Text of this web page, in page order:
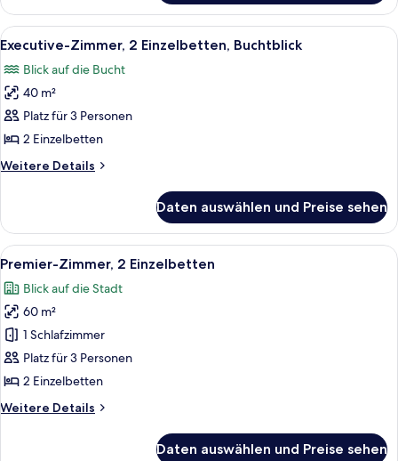
Zimmer,
2 Einzelbetten
Alle
Fotos
für
Executive-
Zimmer,
2 Einzelbetten,
Buchtblick
anzeigen
Ein Hotelzimmer mit zwei Betten,
5
Executive-Zimmer, 2 Einzelbetten, Buchtblick
Blick auf die Bucht
40 m²
Platz für 3 Personen
2 Einzelbetten
Weitere Details
Weitere
Zimmer,
2 Einzelbetten,
Buchtblick
Daten auswählen und Preise sehen
Alle
Fotos
für
Premier-
Zimmer,
2 Einzelbetten
anzeigen
Ein modernes Hotelzimmer mit
4
Premier-Zimmer, 2 Einzelbetten
Blick auf die Stadt
60 m²
1 Schlafzimmer
Platz für 3 Personen
2 Einzelbetten
Weitere Details
Weitere
Daten auswählen und Preise sehen